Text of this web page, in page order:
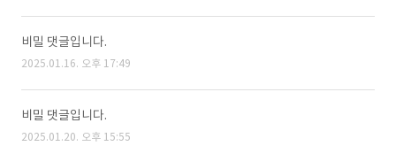
비밀 댓글입니다.
2025.01.16. 오후 17:49
비밀 댓글입니다.
2025.01.20. 오후 15:55